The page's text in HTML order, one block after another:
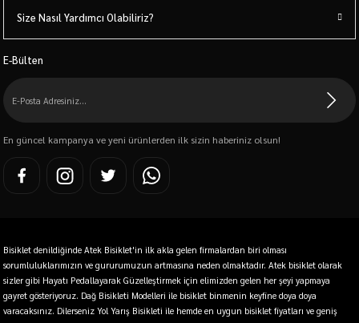
Size Nasıl Yardımcı Olabiliriz?
E-Bülten
En güncel kampanya ve yeni ürünlerden ilk sizin haberiniz olsun!
Bisiklet denildiğinde Atek Bisiklet'in ilk akla gelen firmalardan biri olması
sorumluluklarımızın ve gururumuzun artmasına neden olmaktadır. Atek bisiklet olarak
sizler gibi Hayatı Pedallayarak Güzelleştirmek için elimizden gelen her şeyi yapmaya
gayret gösteriyoruz. Dağ Bisikleti Modelleri ile bisiklet binmenin keyfine doya doya
varacaksınız. Dilerseniz Yol Yarış Bisikleti ile hemde en uygun bisiklet fiyatları ve geniş